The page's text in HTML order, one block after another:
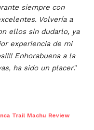
siempre con
Volvería a
ellos sin dudarlo, ya
experiencia de mi
Enhorabuena a la
ha sido un placer."
Trail Machu Review